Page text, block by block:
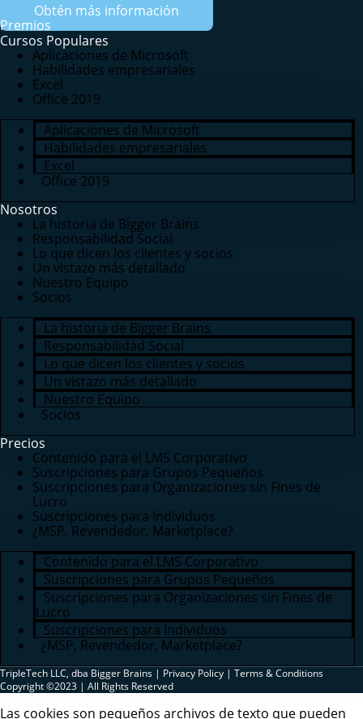
Obtén más información
Premios
Cursos Populares
Aplicaciones de Microsoft
Habilidades empresariales
Excel
Office 2019
Aplicaciones de Microsoft
Habilidades empresariales
Excel
Office 2019
Nosotros
La historia de Bigger Brains
Responsabilidad Social
Lo que dicen los clientes y socios
Un vistazo más detallado
Nuestro Equipo
Socios
La historia de Bigger Brains
Responsabilidad Social
Lo que dicen los clientes y socios
Un vistazo más detallado
Nuestro Equipo
Socios
Precios
Contenido para el LMS Corporativo
Suscripciones para Grupos Pequeños
Suscripciones para Organizaciones sin Fines de
Lucro
Suscripciones para Individuos
¿MSP, Revendedor, Marketplace?
Contenido para el LMS Corporativo
Suscripciones para Grupos Pequeños
Suscripciones para Organizaciones sin Fines de
Lucro
Suscripciones para Individuos
¿MSP, Revendedor, Marketplace?
TripleTech LLC, dba Bigger Brains | Privacy Policy | Terms & Conditions
Copyright ©2023 | All Rights Reserved
Las cookies son pequeños archivos de texto que pueden